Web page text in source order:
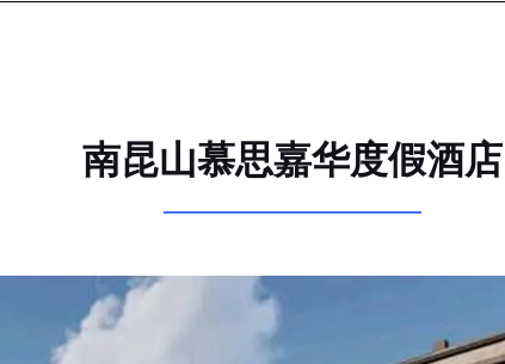
南昆山慕思嘉华度假酒店